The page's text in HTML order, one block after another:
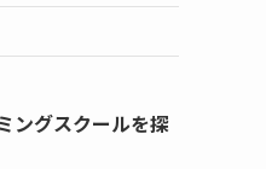
ングスクールを探